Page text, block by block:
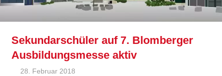
Sekundarschüler auf 7. Blomberger
Ausbildungsmesse aktiv
28. Februar 2018